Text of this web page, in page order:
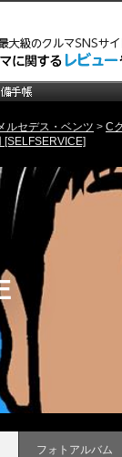
ルセデス・ベンツ > C
[SELFSERVICE]
フォトアルバム